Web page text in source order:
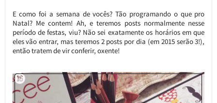
E como foi a semana de vocês? Tão programando o que pro
Natal? Me contem! Ah, e teremos posts normalmente nesse
período de festas, viu? Não sei exatamente os horários em que
eles vão entrar, mas teremos 2 posts por dia (em 2015 serão 3!),
então tratem de vir conferir, oxente!